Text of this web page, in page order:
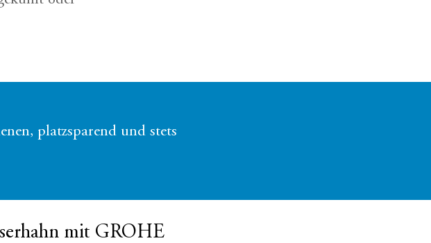
platzsparend und stets
mit GROHE